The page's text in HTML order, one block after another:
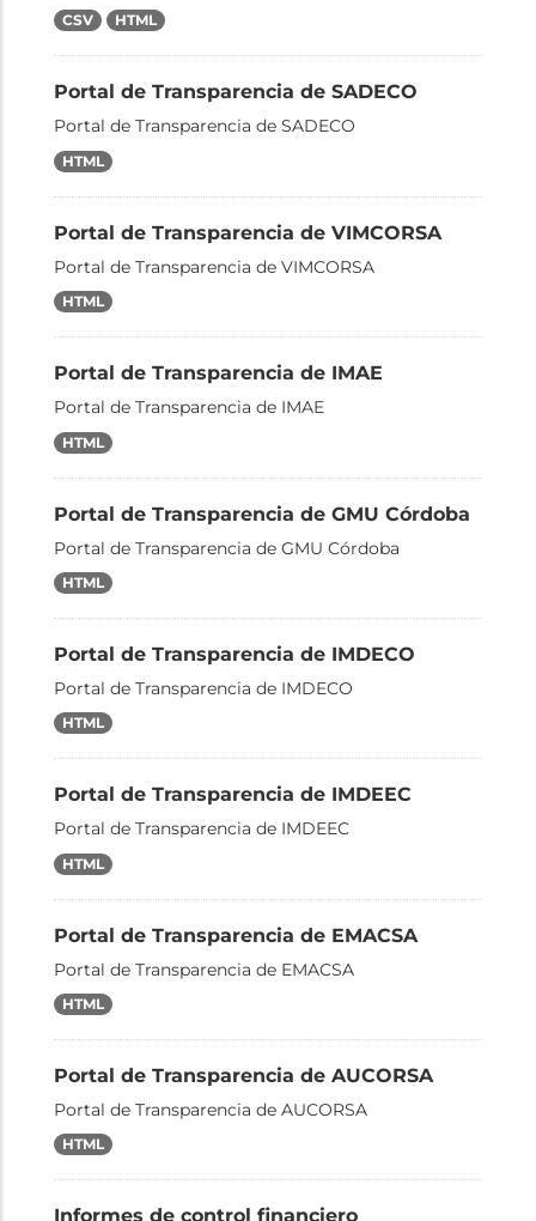
CSV HTML
Portal de Transparencia de SADECO
Portal de Transparencia de SADECO
HTML
Portal de Transparencia de VIMCORSA
Portal de Transparencia de VIMCORSA
HTML
Portal de Transparencia de IMAE
Portal de Transparencia de IMAE
HTML
Portal de Transparencia de GMU Córdoba
Portal de Transparencia de GMU Córdoba
HTML
Portal de Transparencia de IMDECO
Portal de Transparencia de IMDECO
HTML
Portal de Transparencia de IMDEEC
Portal de Transparencia de IMDEEC
HTML
Portal de Transparencia de EMACSA
Portal de Transparencia de EMACSA
HTML
Portal de Transparencia de AUCORSA
Portal de Transparencia de AUCORSA
HTML
Informes de control financiero